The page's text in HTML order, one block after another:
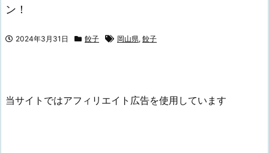
ン！
2024年3月31日 餃子 岡山県, 餃子
当サイトではアフィリエイト広告を使用しています